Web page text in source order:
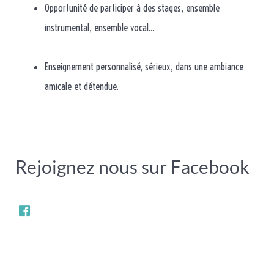
Opportunité de participer à des stages, ensemble
instrumental, ensemble vocal...
Enseignement personnalisé, sérieux, dans une ambiance
amicale et détendue.
Rejoignez nous sur Facebook